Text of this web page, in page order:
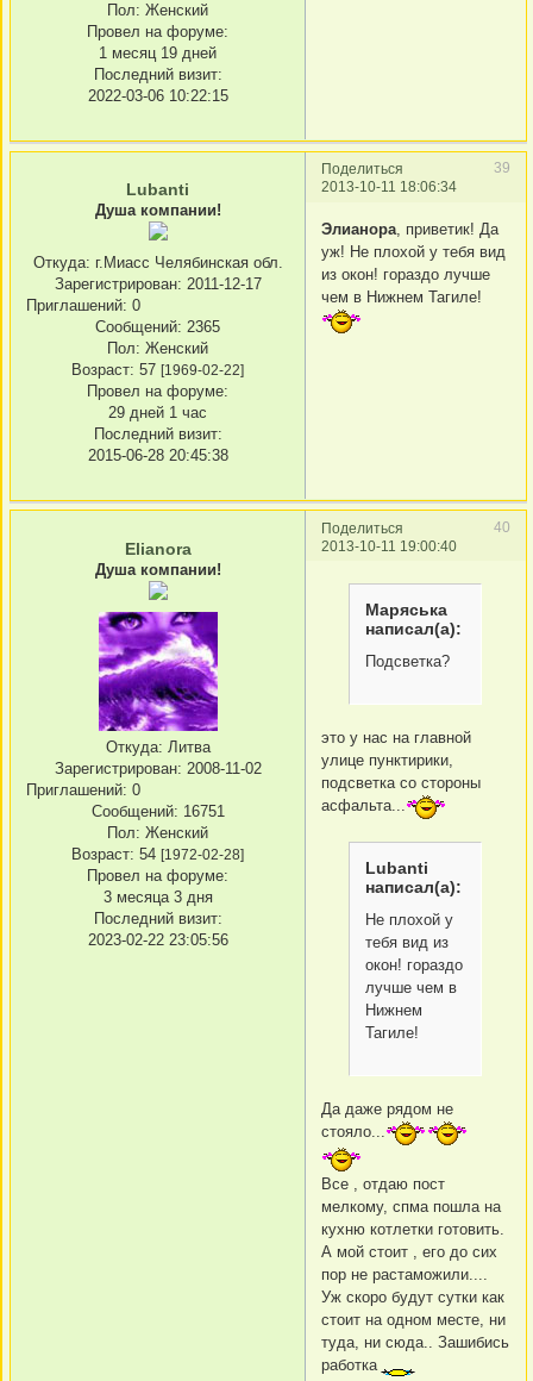
Пол: Женский
Провел на форуме:
1 месяц 19 дней
Последний визит:
2022-03-06 10:22:15
Поделиться
39
2013-10-11 18:06:34
Lubanti
Душа компании!
Откуда: г.Миасс Челябинская обл.
Зарегистрирован: 2011-12-17
Приглашений: 0
Сообщений: 2365
Пол: Женский
Возраст: 57 [1969-02-22]
Провел на форуме:
29 дней 1 час
Последний визит:
2015-06-28 20:45:38
Элианора , приветик! Да
уж! Не плохой у тебя вид
из окон! гораздо лучше
чем в Нижнем Тагиле!
Поделиться
40
2013-10-11 19:00:40
Elianora
Душа компании!
Откуда: Литва
Зарегистрирован: 2008-11-02
Приглашений: 0
Сообщений: 16751
Пол: Женский
Возраст: 54 [1972-02-28]
Провел на форуме:
3 месяца 3 дня
Последний визит:
2023-02-22 23:05:56
Маряська
написал(а):
Подсветка?
это у нас на главной
улице пунктирики,
подсветка со стороны
асфальта...
Lubanti
написал(а):
Не плохой у
тебя вид из
окон! гораздо
лучше чем в
Нижнем
Тагиле!
Да даже рядом не
стояло...
Все , отдаю пост
мелкому, спма пошла на
кухню котлетки готовить.
А мой стоит , его до сих
пор не растаможили....
Уж скоро будут сутки как
стоит на одном месте, ни
туда, ни сюда.. Зашибись
работка